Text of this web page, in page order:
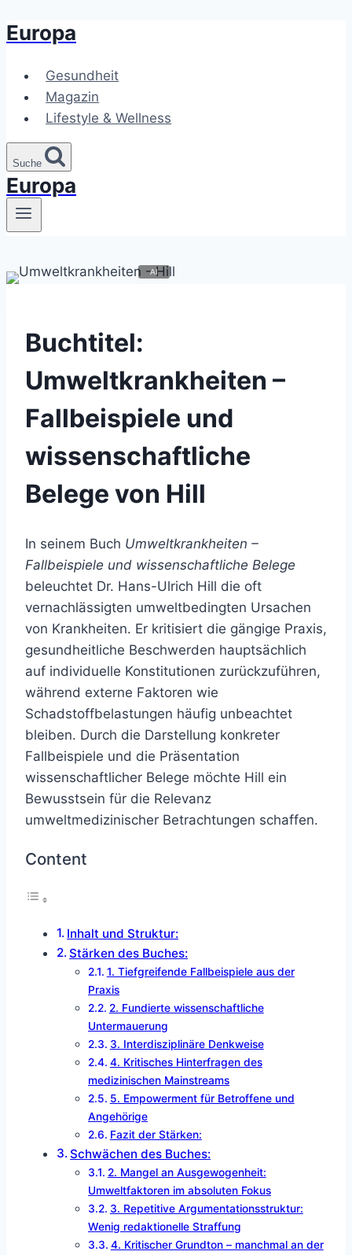
Zum
springen
Europa
Gesundheit
Magazin
Lifestyle & Wellness
Suche
Europa
Buchtitel:
Umweltkrankheiten –
Fallbeispiele und
wissenschaftliche
Belege von Hill
In seinem Buch Umweltkrankheiten –
Fallbeispiele und wissenschaftliche Belege
beleuchtet Dr. Hans-Ulrich Hill die oft
vernachlässigten umweltbedingten Ursachen
von Krankheiten. Er kritisiert die gängige Praxis,
gesundheitliche Beschwerden hauptsächlich
auf individuelle Konstitutionen zurückzuführen,
während externe Faktoren wie
Schadstoffbelastungen häufig unbeachtet
bleiben. Durch die Darstellung konkreter
Fallbeispiele und die Präsentation
wissenschaftlicher Belege möchte Hill ein
Bewusstsein für die Relevanz
umweltmedizinischer Betrachtungen schaffen.
Content
Inhalt und Struktur:
Stärken des Buches:
1. Tiefgreifende Fallbeispiele aus der
Praxis
2. Fundierte wissenschaftliche
Untermauerung
3. Interdisziplinäre Denkweise
4. Kritisches Hinterfragen des
medizinischen Mainstreams
5. Empowerment für Betroffene und
Angehörige
Fazit der Stärken:
Schwächen des Buches:
2. Mangel an Ausgewogenheit:
Umweltfaktoren im absoluten Fokus
3. Repetitive Argumentationsstruktur:
Wenig redaktionelle Straffung
4. Kritischer Grundton – manchmal an der